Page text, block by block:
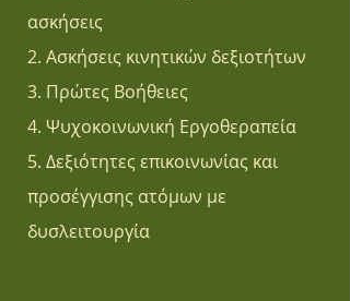
ασκήσεις
2. Ασκήσεις κινητικών δεξιοτήτων
3. Πρώτες Βοήθειες
4. Ψυχοκοινωνική Εργοθεραπεία
5. Δεξιότητες επικοινωνίας και
προσέγγισης ατόμων με
δυσλειτουργία